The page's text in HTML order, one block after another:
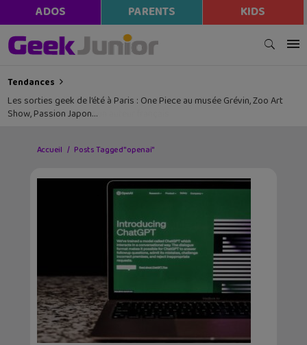
ADOS PARENTS KIDS
Tendances
Les sorties geek de l’été à Paris : One Piece au musée Grévin, Zoo Art
Show, Passion Japon…
Accueil Posts Tagged "openai"